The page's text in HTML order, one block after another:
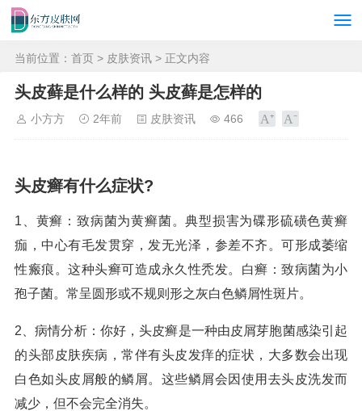
当前位置： 首页 > 皮肤资讯 > 正文内容
头皮藓是什么样的 头皮藓是怎样的
小方方 2年前 皮肤资讯 466
头皮癣有什么症状?
1、黄癣：致病菌为黄癣菌。典型损害为碟形硫磺色黄癣
痂，中心有毛发贯穿，发无光泽，参差不齐。可形成萎缩
性瘢痕。这种头癣可造成永久性秃发。白癣：致病菌为小
孢子菌。常呈圆形或不规则形之灰白色鳞屑性斑片。
2、病情分析：你好，头皮癣是一种由皮屑芽胞菌感染引起
的头部皮肤疾病，常伴有头皮发痒的症状，大多数会出现
白色如头皮屑般的鳞屑。这些鳞屑会因使用去头皮洗发而
减少，但不会完全消失。